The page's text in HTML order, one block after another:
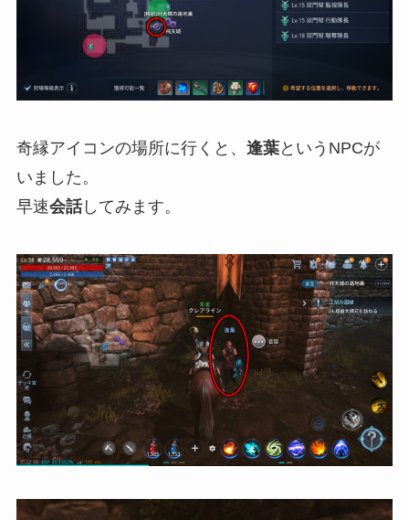
奇縁アイコンの場所に行くと、 逢葉というNPCが
いました。
早速会話してみます。